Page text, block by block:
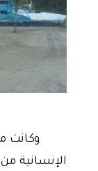
وكانت
الإنسانية